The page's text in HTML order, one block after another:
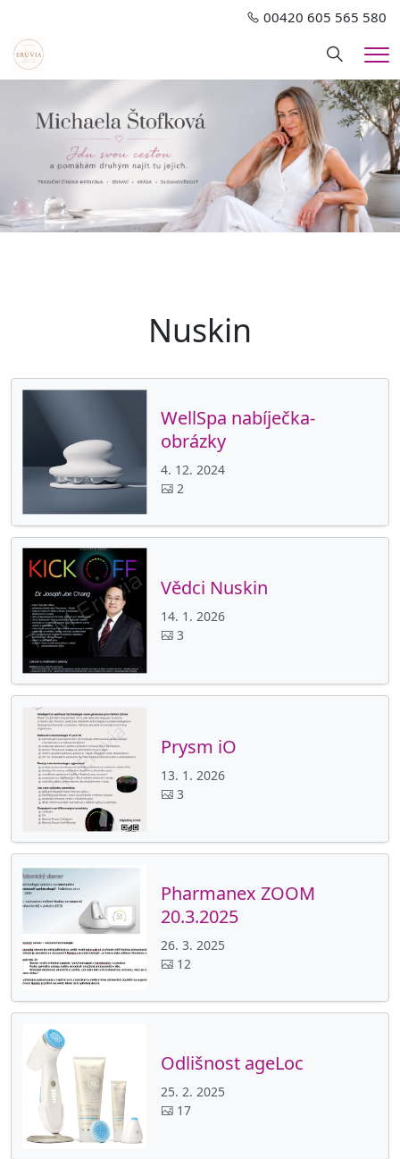
00420 605 565 580
Hledání
Nuskin
WellSpa nabíječka-
obrázky
4. 12. 2024
2
Vědci Nuskin
14. 1. 2026
3
Prysm iO
13. 1. 2026
3
Pharmanex ZOOM
20.3.2025
26. 3. 2025
12
Odlišnost ageLoc
25. 2. 2025
17